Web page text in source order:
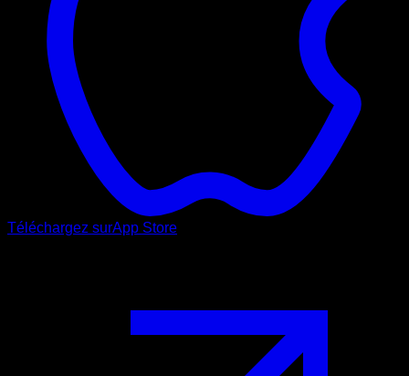
Téléchargez surApp Store